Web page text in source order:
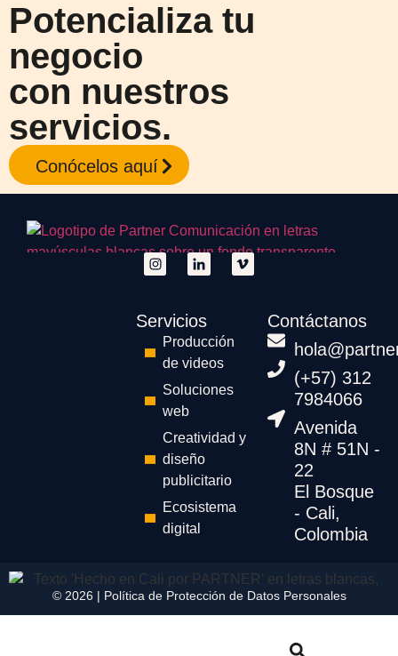
Potencializa tu
negocio
con nuestros
servicios.
Conócelos aquí
Servicios
Producción
de videos
Soluciones
web
Creatividad y
diseño
publicitario
Ecosistema
digital
Contáctanos
(+57) 312
7984066
Avenida
8N # 51N -
22
El Bosque
- Cali,
Colombia
© 2026 | Política de Protección de Datos Personales